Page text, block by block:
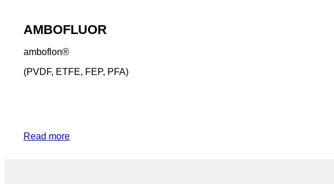
AMBOFLUOR
amboflon®
(PVDF, ETFE, FEP, PFA)
Read more